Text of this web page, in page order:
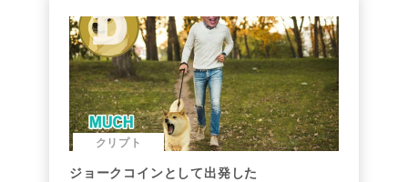
クリプト
ジョークコインとして出発した